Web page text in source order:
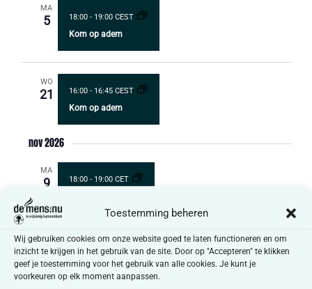
Toestemming beheren
Wij gebruiken cookies om onze website goed te laten functioneren en om
inzicht te krijgen in het gebruik van de site. Door op "Accepteren" te klikken
geef je toestemming voor het gebruik van alle cookies. Je kunt je
voorkeuren op elk moment aanpassen.
MA
5 18:00- 19:00 CEST
Kom op adem
WO
21 16:00- 16:45 CEST
Kom op adem
nov 2026
MA
9 18:00- 19:00 CET
WO
25 16:00-16:45 CET
Kom op adem